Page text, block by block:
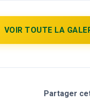
VOIR TOUTE LA
Partager